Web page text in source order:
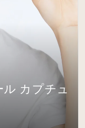
カプチュ